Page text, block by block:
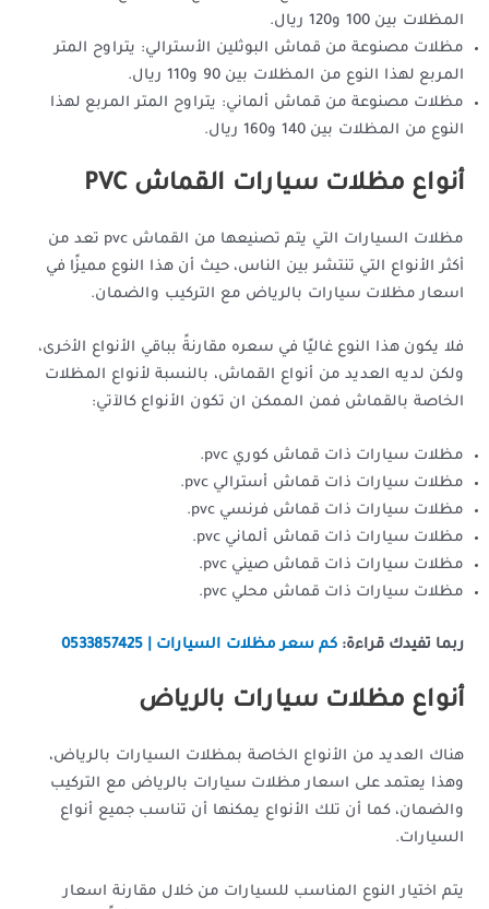
المظلات بين 100 و120 ريال.
مظلات مصنوعة من قماش البوثلين الأسترالي: يتراوح المتر
المربع لهذا النوع من المظلات بين 90 و110 ريال.
مظلات مصنوعة من قماش ألماني: يتراوح المتر المربع لهذا
النوع من المظلات بين 140 و160 ريال.
أنواع مظلات سيارات القماش PVC
مظلات السيارات التي يتم تصنيعها من القماش pvc تعد من
أكثر الأنواع التي تنتشر بين الناس، حيث أن هذا النوع مميزًا في
اسعار مظلات سيارات بالرياض مع التركيب والضمان.
فلا يكون هذا النوع غاليًا في سعره مقارنةً بباقي الأنواع الأخرى،
ولكن لديه العديد من أنواع القماش، بالنسبة لأنواع المظلات
الخاصة بالقماش فمن الممكن ان تكون الأنواع كالآتي:
مظلات سيارات ذات قماش كوري pvc.
مظلات سيارات ذات قماش أسترالي pvc.
مظلات سيارات ذات قماش فرنسي pvc.
مظلات سيارات ذات قماش ألماني pvc.
مظلات سيارات ذات قماش صيني pvc.
مظلات سيارات ذات قماش محلي pvc.
ربما تفيدك قراءة:كم سعر مظلات السيارات | 0533857425
أنواع مظلات سيارات بالرياض
هناك العديد من الأنواع الخاصة بمظلات السيارات بالرياض،
وهذا يعتمد على اسعار مظلات سيارات بالرياض مع التركيب
والضمان، كما أن تلك الأنواع يمكنها أن تناسب جميع أنواع
السيارات.
يتم اختيار النوع المناسب للسيارات من خلال مقارنة اسعار